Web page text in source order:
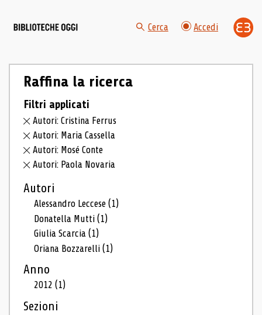
Cerca Accedi
Raffina la ricerca
Filtri applicati
Autori: Cristina Ferrus
Autori: Maria Cassella
Autori: Mosé Conte
Autori: Paola Novaria
Autori
Alessandro Leccese(1)
Donatella Mutti(1)
Giulia Scarcia(1)
Oriana Bozzarelli(1)
Anno
2012(1)
Sezioni